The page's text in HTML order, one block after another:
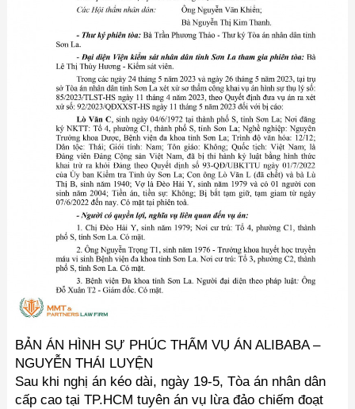
BẢN ÁN HÌNH SỰ PHÚC THẨM VỤ ÁN ALIBABA –
NGUYỄN THÁI LUYỆN
Sau khi nghị án kéo dài, ngày 19-5, Tòa án nhân dân
cấp cao tại TP.HCM tuyên án vụ lừa đảo chiếm đoạt